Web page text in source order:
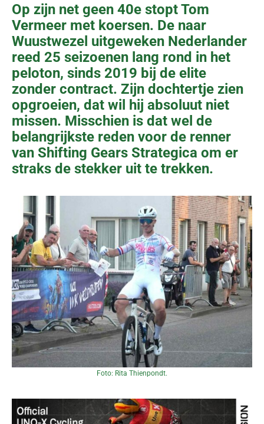
Op zijn net geen 40e stopt Tom
Vermeer met koersen. De naar
Wuustwezel uitgeweken Nederlander
reed 25 seizoenen lang rond in het
peloton, sinds 2019 bij de elite
zonder contract. Zijn dochtertje zien
opgroeien, dat wil hij absoluut niet
missen. Misschien is dat wel de
belangrijkste reden voor de renner
van Shifting Gears Strategica om er
straks de stekker uit te trekken.
Foto: Rita Thienpondt.